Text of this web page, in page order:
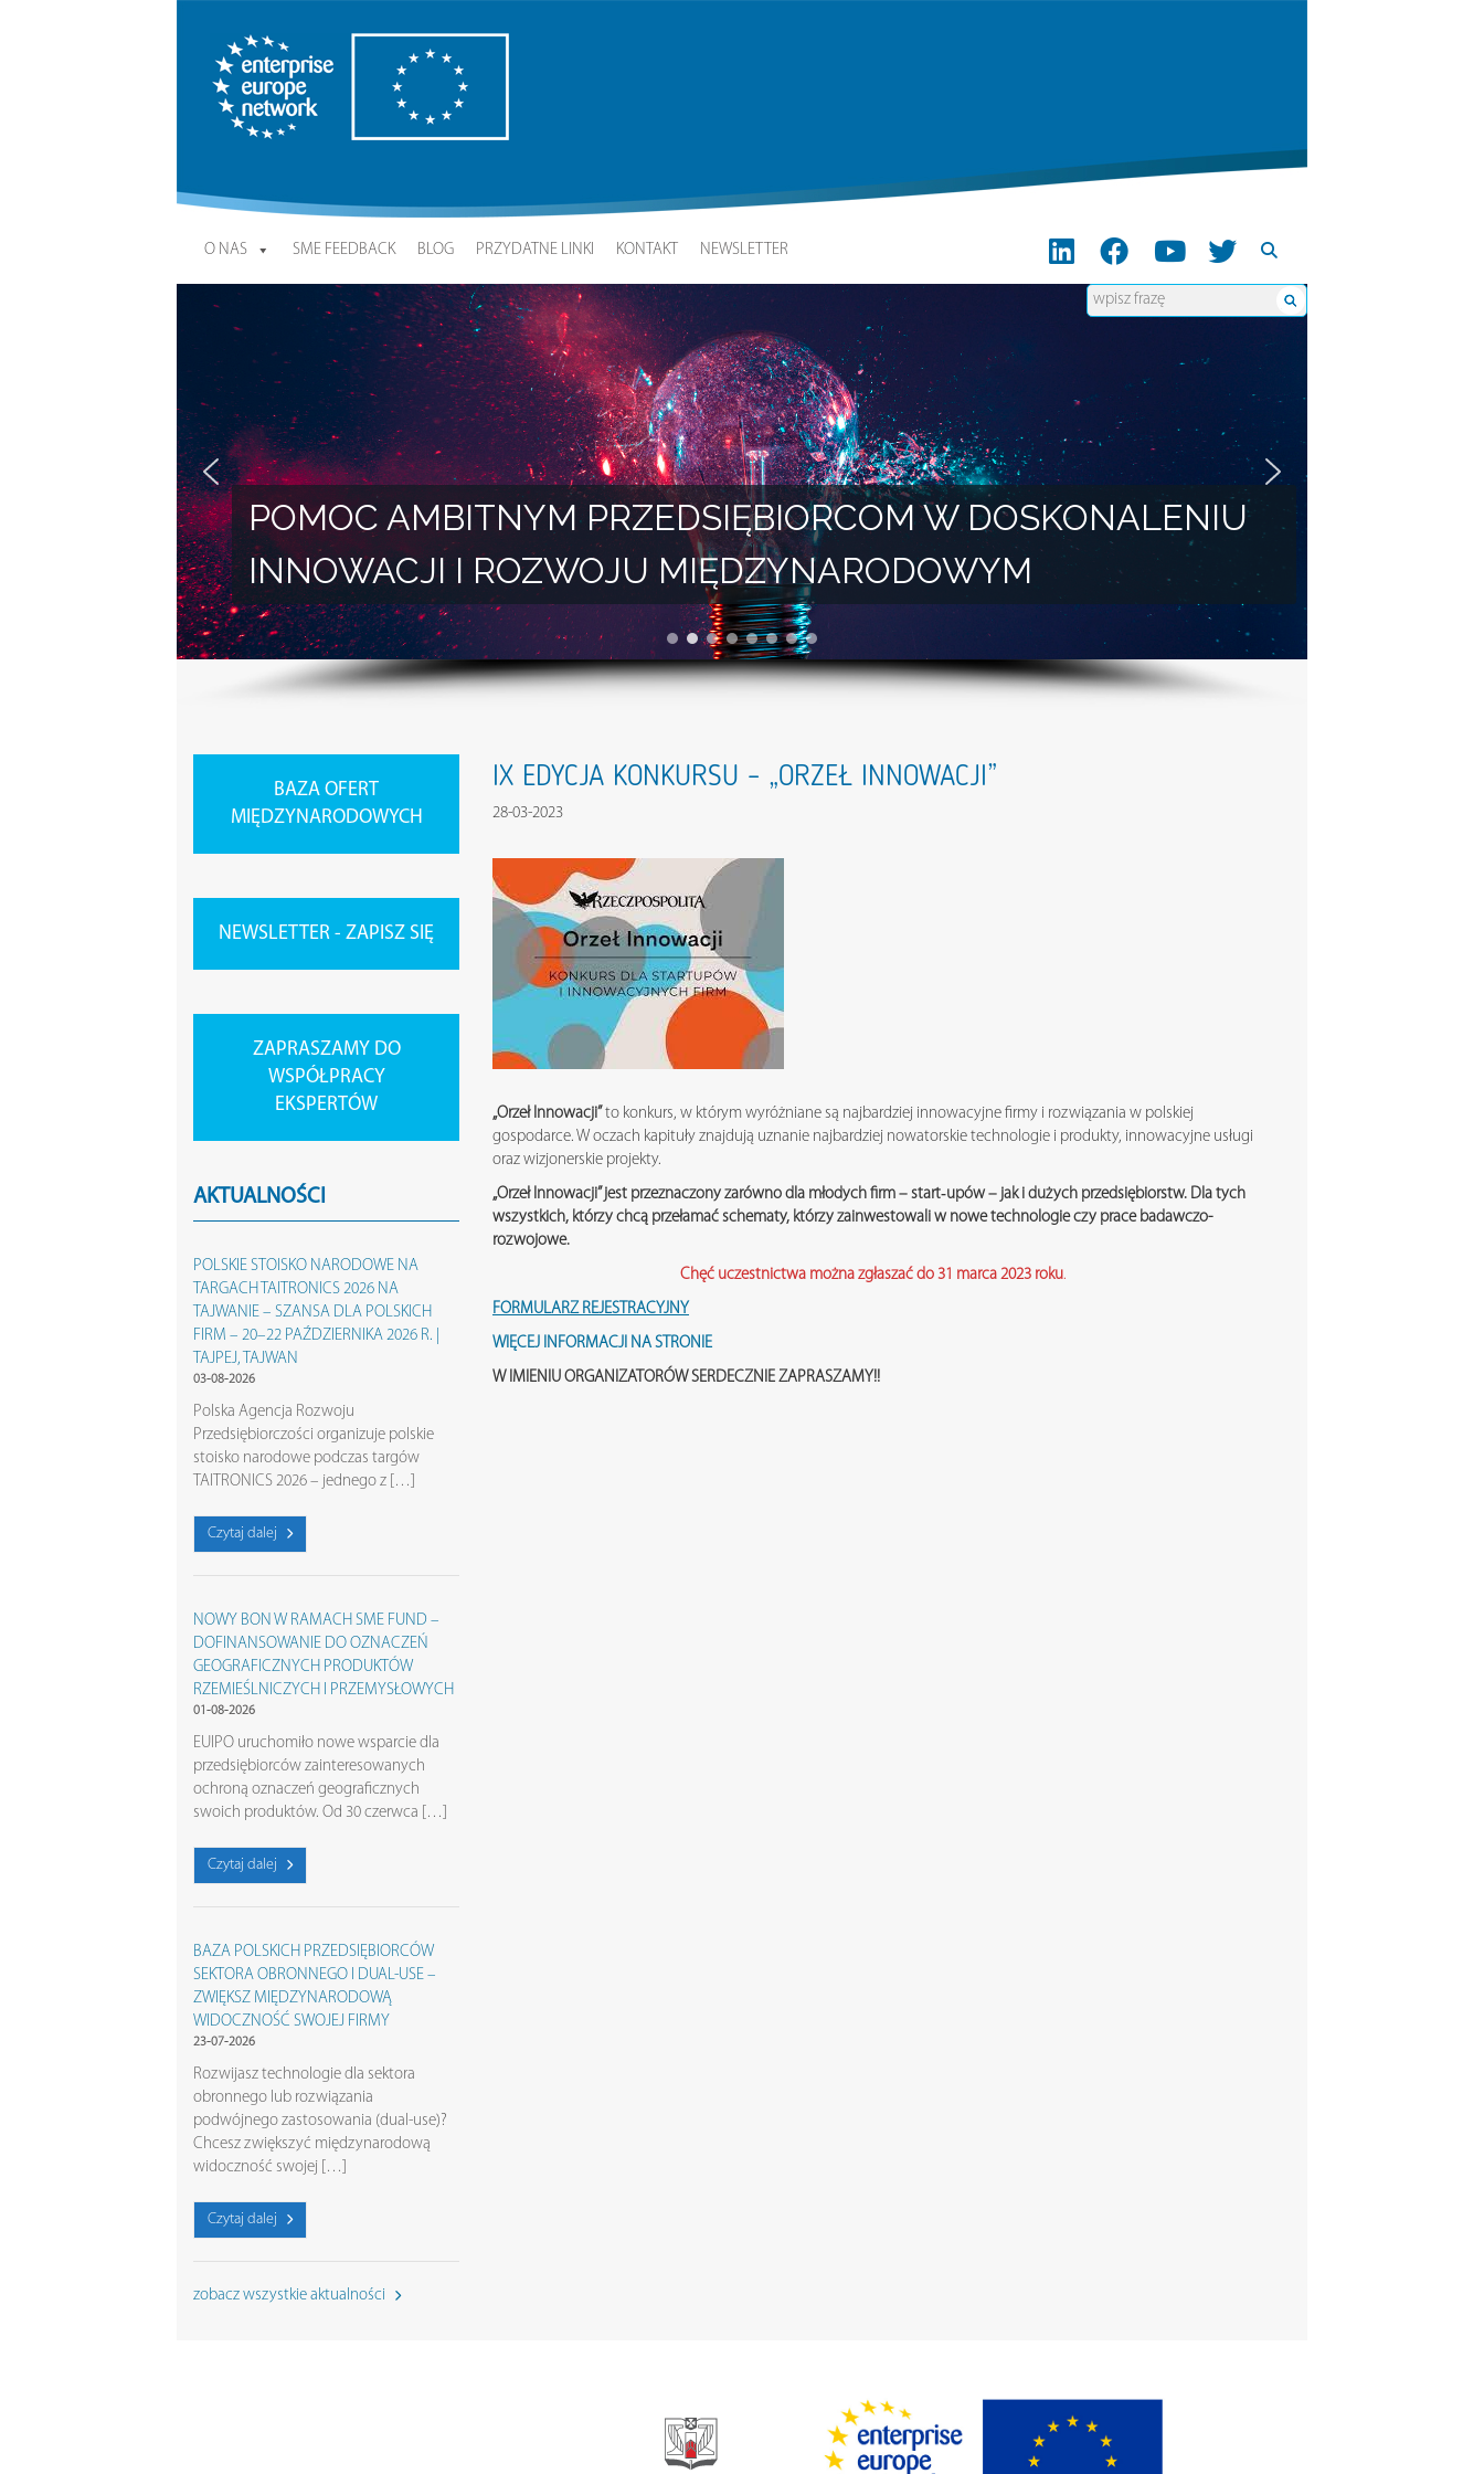
Enterprise Europe Network
O NAS SME FEEDBACK BLOG PRZYDATNE LINKI KONTAKT NEWSLETTER
POMOC AMBITNYM PRZEDSIĘBIORCOM W DOSKONALENIU
INNOWACJI I ROZWOJU MIĘDZYNARODOWYM
BAZA OFERT
MIĘDZYNARODOWYCH
NEWSLETTER - ZAPISZ SIĘ
ZAPRASZAMY DO
WSPÓŁPRACY
EKSPERTÓW
AKTUALNOŚCI
POLSKIE STOISKO NARODOWE NA
TARGACH TAITRONICS 2026 NA
TAJWANIE – SZANSA DLA POLSKICH
FIRM – 20–22 PAŹDZIERNIKA 2026 R. |
TAJPEJ, TAJWAN
03-08-2026
Polska Agencja Rozwoju
Przedsiębiorczości organizuje polskie
stoisko narodowe podczas targów
TAITRONICS 2026 – jednego z […]
Czytaj dalej
NOWY BON W RAMACH SME FUND –
DOFINANSOWANIE DO OZNACZEŃ
GEOGRAFICZNYCH PRODUKTÓW
RZEMIEŚLNICZYCH I PRZEMYSŁOWYCH
01-08-2026
EUIPO uruchomiło nowe wsparcie dla
przedsiębiorców zainteresowanych
ochroną oznaczeń geograficznych
swoich produktów. Od 30 czerwca […]
Czytaj dalej
BAZA POLSKICH PRZEDSIĘBIORCÓW
SEKTORA OBRONNEGO I DUAL-USE –
ZWIĘKSZ MIĘDZYNARODOWĄ
WIDOCZNOŚĆ SWOJEJ FIRMY
23-07-2026
Rozwijasz technologie dla sektora
obronnego lub rozwiązania
podwójnego zastosowania (dual-use)?
Chcesz zwiększyć międzynarodową
widoczność swojej […]
Czytaj dalej
zobacz wszystkie aktualności
IX EDYCJA KONKURSU – „ORZEŁ INNOWACJI”
28-03-2023
„Orzeł Innowacji” to konkurs, w którym wyróżniane są najbardziej innowacyjne firmy i rozwiązania w polskiej
gospodarce. W oczach kapituły znajdują uznanie najbardziej nowatorskie technologie i produkty, innowacyjne usługi
oraz wizjonerskie projekty.
„Orzeł Innowacji” jest przeznaczony zarówno dla młodych firm – start‑upów – jak i dużych przedsiębiorstw. Dla tych
wszystkich, którzy chcą przełamać schematy, którzy zainwestowali w nowe technologie czy prace badawczo-
rozwojowe.
Chęć uczestnictwa można zgłaszać do 31 marca 2023 roku.
FORMULARZ REJESTRACYJNY
WIĘCEJ INFORMACJI NA STRONIE
W IMIENIU ORGANIZATORÓW SERDECZNIE ZAPRASZAMY!!